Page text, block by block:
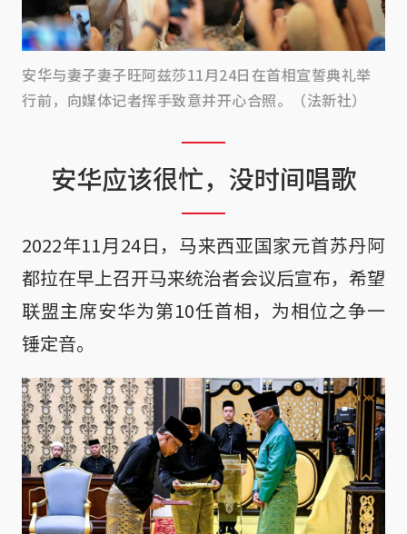
安华与妻子妻子旺阿兹莎11月24日在首相宣誓典礼举
行前，向媒体记者挥手致意并开心合照。（法新社）
安华应该很忙，没时间唱歌
2022年11月24日，马来西亚国家元首苏丹阿
都拉在早上召开马来统治者会议后宣布，希望
联盟主席安华为第10任首相，为相位之争一
锤定音。